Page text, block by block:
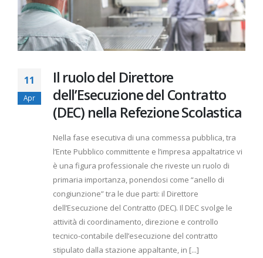
11
Apr
Il ruolo del Direttore
dell’Esecuzione del Contratto
(DEC) nella Refezione Scolastica
Nella fase esecutiva di una commessa pubblica, tra
l’Ente Pubblico committente e l’impresa appaltatrice vi
è una figura professionale che riveste un ruolo di
primaria importanza, ponendosi come “anello di
congiunzione” tra le due parti: il Direttore
dell’Esecuzione del Contratto (DEC). Il DEC svolge le
attività di coordinamento, direzione e controllo
tecnico-contabile dell’esecuzione del contratto
stipulato dalla stazione appaltante, in [...]